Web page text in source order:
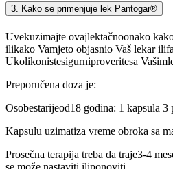
3. Kako se primenjuje lek Pantogar®
Uvekuzimajte ovajlektačnoonako
ilikako Vamjeto objasnio Vaš lekar
Ukolikonistesigurniproveritesa
Preporučena doza je:
Osobestarijeod18 godina: 1 kapsula 3
Kapsulu uzimatiza vreme obroka sa
Prosečna terapija treba da traje3-4